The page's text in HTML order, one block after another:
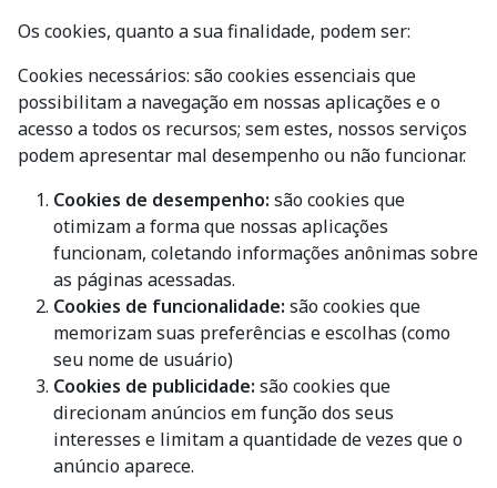
Os cookies, quanto a sua finalidade, podem ser:
Cookies necessários: são cookies essenciais que
possibilitam a navegação em nossas aplicações e o
acesso a todos os recursos; sem estes, nossos serviços
podem apresentar mal desempenho ou não funcionar.
Cookies de desempenho: são cookies que
otimizam a forma que nossas aplicações
funcionam, coletando informações anônimas sobre
as páginas acessadas.
Cookies de funcionalidade: são cookies que
memorizam suas preferências e escolhas (como
seu nome de usuário)
Cookies de publicidade: são cookies que
direcionam anúncios em função dos seus
interesses e limitam a quantidade de vezes que o
anúncio aparece.